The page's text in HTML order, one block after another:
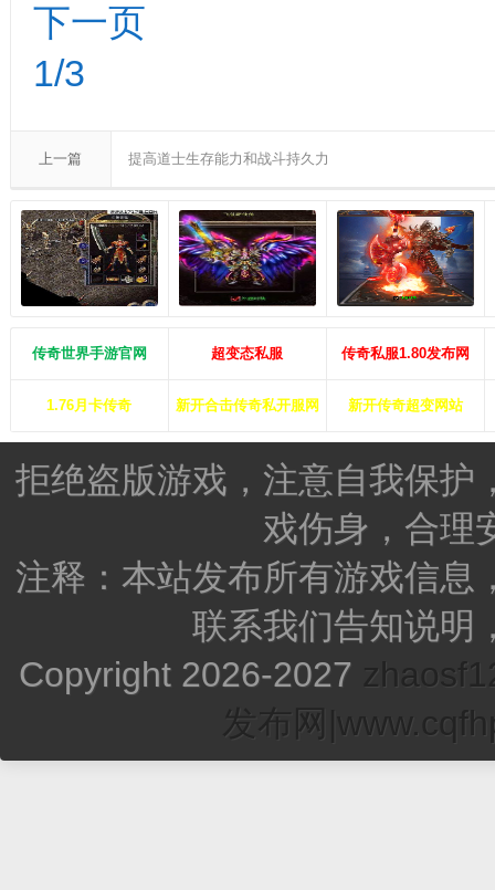
下一页
1/3
上一篇 提高道士生存能力和战斗持久力
传奇世界手游官网 超变态私服 传奇私服1.80发布网
1.76月卡传奇 新开合击传奇私开服网 新开传奇超变网站
拒绝盗版游戏，注意自我保护
戏伤身，合理
注释：本站发布所有游戏信息
联系我们告知说明
Copyright 2026-2027
发布网